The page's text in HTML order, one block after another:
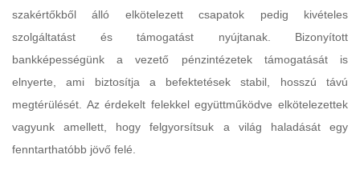
szakértőkből álló elkötelezett csapatok pedig kivételes
szolgáltatást és támogatást nyújtanak. Bizonyított
bankképességünk a vezető pénzintézetek támogatását is
elnyerte, ami biztosítja a befektetések stabil, hosszú távú
megtérülését. Az érdekelt felekkel együttműködve elkötelezettek
vagyunk amellett, hogy felgyorsítsuk a világ haladását egy
fenntarthatóbb jövő felé.